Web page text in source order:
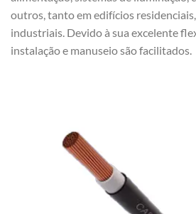
outros, tanto em edifícios
industriais. Devido à sua excelente
instalação e manuseio são facilitados.